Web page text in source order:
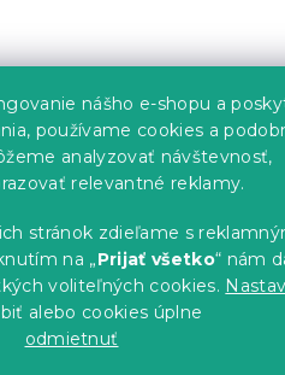
nášho e-shopu a
používame cookies a
analyzovať návštevnosť,
relevantné reklamy.
stránok zdieľame s
na „Prijať všetko“ nám
voliteľných cookies.
alebo cookies úplne
odmietnuť